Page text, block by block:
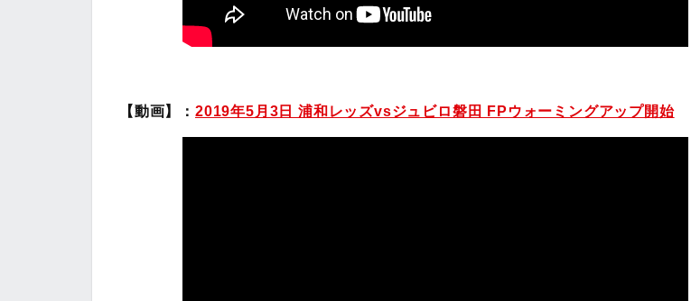
【動画】： 2019年5月3日 浦和レッズvsジュビロ磐田 FPウォーミングアップ開始